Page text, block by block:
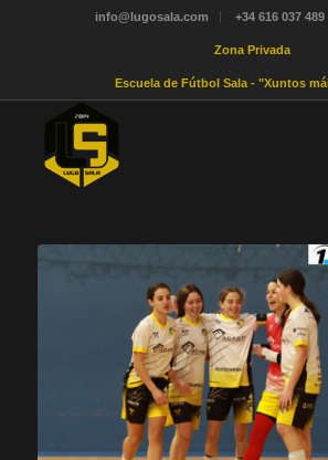
info@lugosala.com +34 616 037 489
Zona Privada
Escuela de Fútbol Sala - "Xuntos